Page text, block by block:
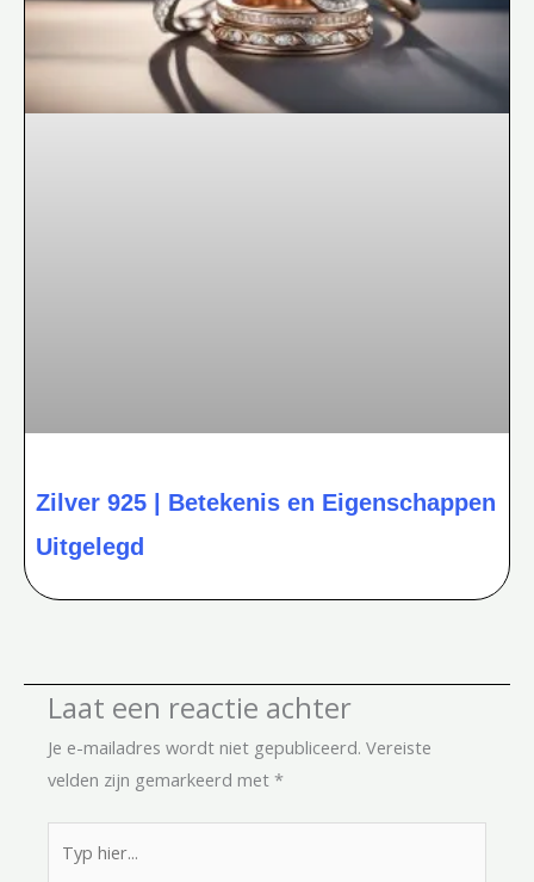
Zilver 925 | Betekenis en Eigenschappen
Uitgelegd
Laat een reactie achter
Je e-mailadres wordt niet gepubliceerd. Vereiste
velden zijn gemarkeerd met *
hier...